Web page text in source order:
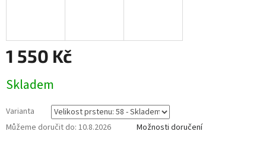
1 550 Kč
cena:
Skladem
Varianta
Můžeme doručit do: 10.8.2026 Možnosti doručení